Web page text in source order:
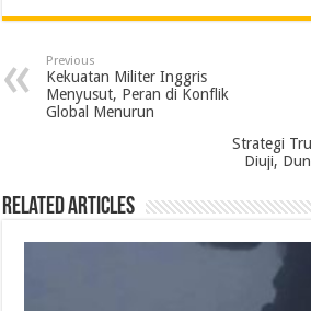
c
b
o
i
t
e
n
e
d
a
s
A
l
r
a
i
Previous
Kekuatan Militer Inggris
Menyusut, Peran di Konflik
Global Menurun
Strategi
Diuji,
Related Articles